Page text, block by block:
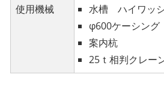
使用機械
水槽 ハイワッ
φ600ケーシング
案内杭
25ｔ相判クレー